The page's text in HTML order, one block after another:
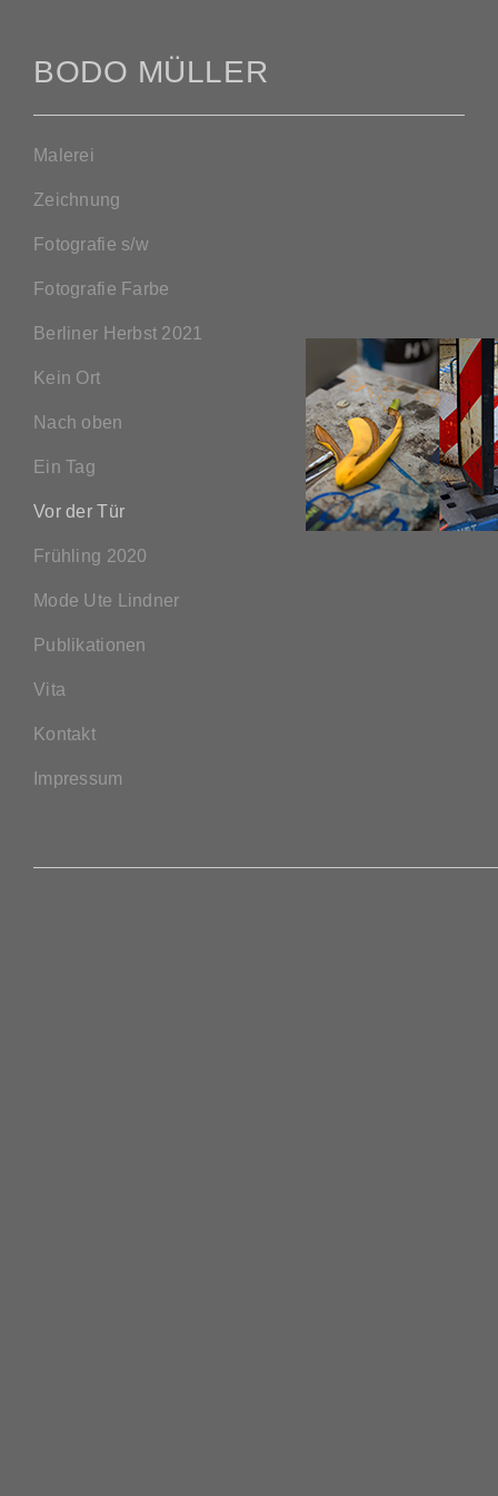
BODO MÜLLER
Malerei
Zeichnung
Fotografie s/w
Fotografie Farbe
Berliner Herbst 2021
Kein Ort
Nach oben
Ein Tag
Vor der Tür
Frühling 2020
Mode Ute Lindner
Publikationen
Vita
Kontakt
Impressum